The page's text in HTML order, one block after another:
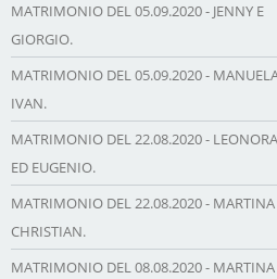
MATRIMONIO DEL 05.09.2020 - JENNY E
GIORGIO.
MATRIMONIO DEL 05.09.2020 -
IVAN.
MATRIMONIO DEL 22.08.2020 - LEONORA
ED EUGENIO.
MATRIMONIO DEL 22.08.2020 - MARTINA
CHRISTIAN.
MATRIMONIO DEL 08.08.2020 - MARTINA